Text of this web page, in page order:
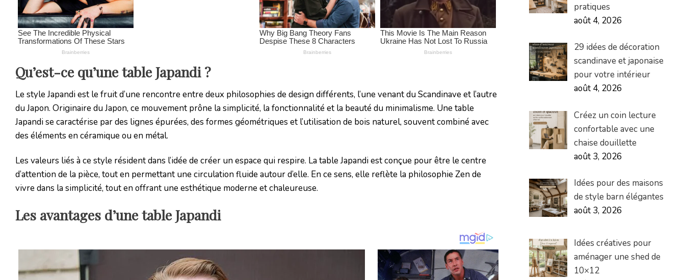
Qu’est-ce qu’une table Japandi ?
Le style Japandi est le fruit d’une rencontre entre deux philosophies de design différents, l’une venant du Scandinave et l’autre
du Japon. Originaire du Japon, ce mouvement prône la simplicité, la fonctionnalité et la beauté du minimalisme. Une table
Japandi se caractérise par des lignes épurées, des formes géométriques et l’utilisation de bois naturel, souvent combiné avec
des éléments en céramique ou en métal.
Les valeurs liés à ce style résident dans l’idée de créer un espace qui respire. La table Japandi est conçue pour être le centre
d’attention de la pièce, tout en permettant une circulation fluide autour d’elle. En ce sens, elle reflète la philosophie Zen de
vivre dans la simplicité, tout en offrant une esthétique moderne et chaleureuse.
Les avantages d’une table Japandi
pratiques
août 4, 2026
29 idées de décoration
scandinave et japonaise
pour votre intérieur
août 4, 2026
Créez un coin lecture
confortable avec une
chaise douillette
août 3, 2026
Idées pour des maisons
de style barn élégantes
août 3, 2026
Idées créatives pour
aménager une shed de
10×12